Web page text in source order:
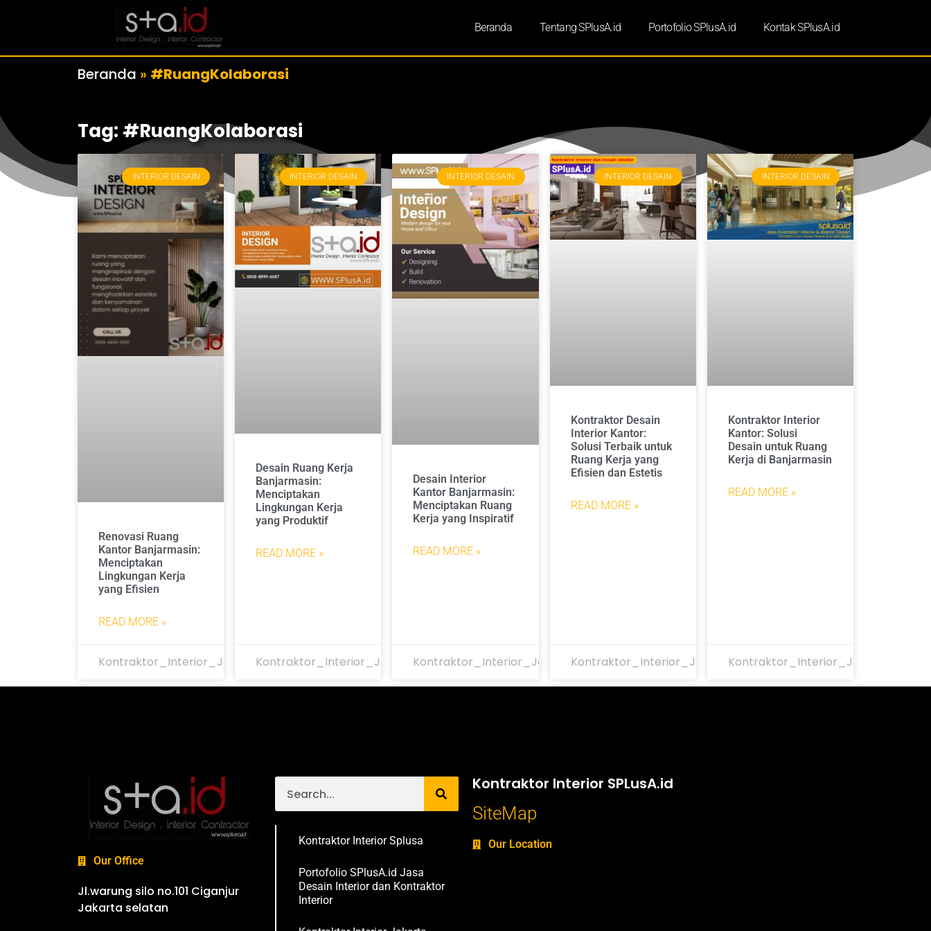
Beranda Tentang SPlusA.id Portofolio SPlusA.id Kontak SPlusA.id
Beranda » #RuangKolaborasi
Tag: #RuangKolaborasi
INTERIOR DESAIN
Renovasi Ruang
Kantor Banjarmasin:
Menciptakan
Lingkungan Kerja
yang Efisien
READ MORE »
Kontraktor_Interior_Jakarta
INTERIOR DESAIN
Desain Ruang Kerja
Banjarmasin:
Menciptakan
Lingkungan Kerja
yang Produktif
READ MORE »
Kontraktor_Interior_Jakarta
INTERIOR DESAIN
Desain Interior
Kantor Banjarmasin:
Menciptakan Ruang
Kerja yang Inspiratif
READ MORE »
Kontraktor_Interior_Jakarta
INTERIOR DESAIN
Kontraktor Desain
Interior Kantor:
Solusi Terbaik untuk
Ruang Kerja yang
Efisien dan Estetis
READ MORE »
Kontraktor_Interior_Jakarta
INTERIOR DESAIN
Kontraktor Interior
Kantor: Solusi
Desain untuk Ruang
Kerja di Banjarmasin
READ MORE »
Kontraktor_Interior_Jakarta
Our Office
Jl.warung silo no.101 Ciganjur
Jakarta selatan
Kontraktor Interior Splusa
Portofolio SPlusA.id Jasa
Desain Interior dan Kontraktor
Interior
Kontraktor Interior SPLusA.id
SiteMap
Our Location